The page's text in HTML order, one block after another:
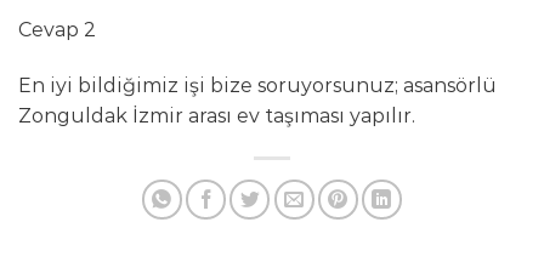
Cevap 2
En iyi bildiğimiz işi bize soruyorsunuz; asansörlü
Zonguldak İzmir arası ev taşıması yapılır.